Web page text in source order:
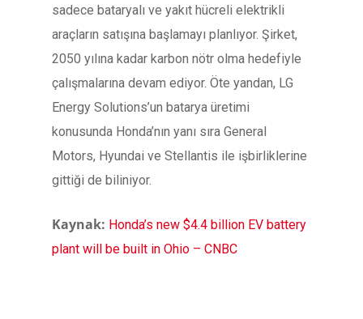
sadece bataryalı ve yakıt hücreli elektrikli
araçların satışına başlamayı planlıyor. Şirket,
2050 yılına kadar karbon nötr olma hedefiyle
çalışmalarına devam ediyor. Öte yandan, LG
Energy Solutions’un batarya üretimi
konusunda Honda’nın yanı sıra General
Motors, Hyundai ve Stellantis ile işbirliklerine
gittiği de biliniyor.
Kaynak: Honda’s new $4.4 billion EV battery
plant will be built in Ohio – CNBC